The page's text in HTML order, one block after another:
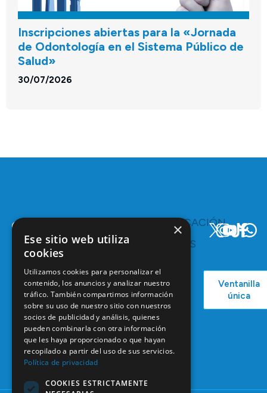
Inscripciones abiertas para la «Jornada
de Odontología en el Sistema Público de
Salud»
30/07/2026
C/ Mauricio
Legendre,
28046
Madrid
91 561 29 05
informacion@coem.org.es
INTERESA
Servicios y
Bolsa de
Empleo
Formación
Continuada
Tablón de
anuncios
COMUNICACIÓN
RECURSOS
COEM
Podcast
Actualidad
Ventanilla
única
×
Ese sitio web utiliza
cookies
Utilizamos cookies para personalizar el
contenido, los anuncios y analizar nuestro
tráfico. También compartimos información
sobre su uso de nuestro sitio con nuestros
socios de publicidad y análisis, quienes
pueden combinarla con otra información
que les haya proporcionado o que hayan
recopilado a partir del uso de sus servicios.
Política de privacidad
COOKIES ESTRICTAMENTE